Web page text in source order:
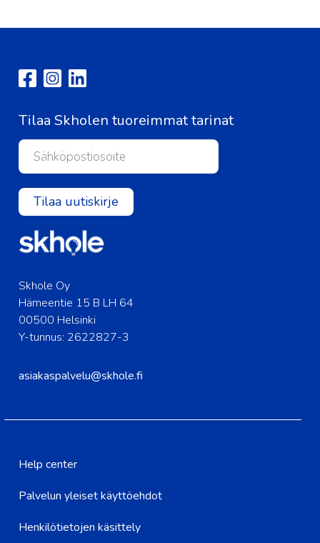
Skhole Oy
Hämeentie 15 B LH 64
00500 Helsinki
Y-tunnus: 2622827-3
asiakaspalvelu@skhole.fi
Tilaa Skholen tuoreimmat tarinat
Tilaa uutiskirje
Help center
Palvelun yleiset käyttöehdot
Henkilötietojen käsittely